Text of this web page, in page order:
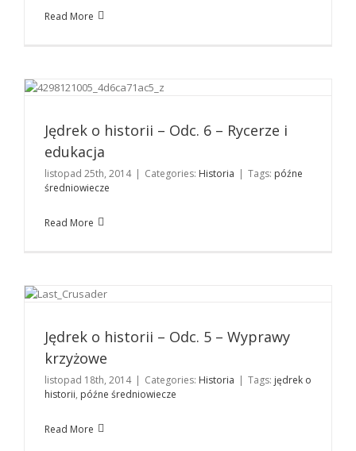
Read More
Jędrek o historii – Odc. 6 – Rycerze i edukacja
Jędrek o historii – Odc. 6 – Rycerze i
edukacja
listopad 25th, 2014 | Categories: Historia | Tags: późne
średniowiecze
Read More
Jędrek o historii – Odc. 5 – Wyprawy krzyżowe
Jędrek o historii – Odc. 5 – Wyprawy
krzyżowe
listopad 18th, 2014 | Categories: Historia | Tags: jędrek o
historii, późne średniowiecze
Read More